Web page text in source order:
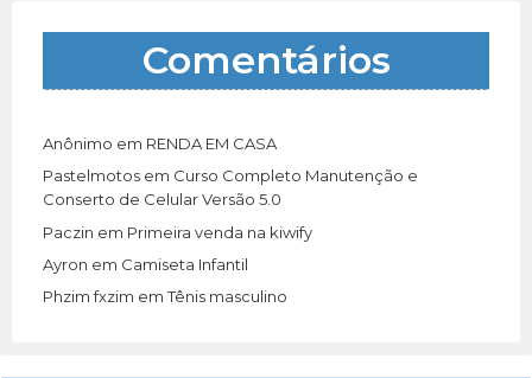
Comentários
Anônimo em RENDA EM CASA
Pastelmotos em Curso Completo Manutenção e
Conserto de Celular Versão 5.0
Paczin em Primeira venda na kiwify
Ayron em Camiseta Infantil
Phzim fxzim emTênis masculino